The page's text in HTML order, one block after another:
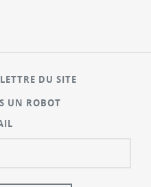
DU SITE
UN ROBOT